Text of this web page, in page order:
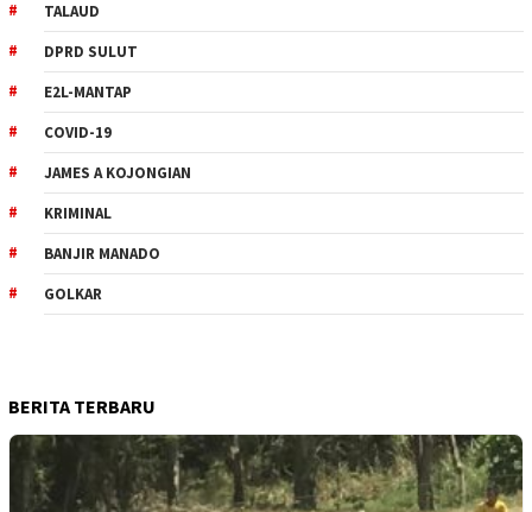
TALAUD
DPRD SULUT
E2L-MANTAP
COVID-19
JAMES A KOJONGIAN
KRIMINAL
BANJIR MANADO
GOLKAR
BERITA TERBARU